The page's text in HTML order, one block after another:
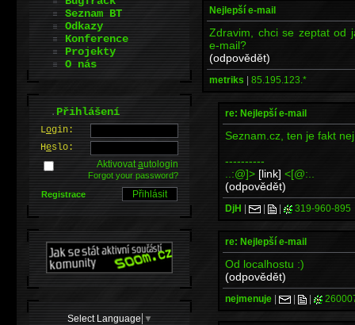
Nejlepší e-mail
Zdravim, chci se zeptat od
e-mail?
(odpovědět)
metriks | 85.195.123.*
re: Nejlepší e-mail
Seznam.cz, ten je fakt
----------
..:@]> [link] <[@:..
(odpovědět)
DjH | | | 319-960-895
re: Nejlepší e-mail
Od localhostu :)
(odpovědět)
nejmenuje | | |
Seznam BT
Odkazy
Konference
Projekty
O nás
.Přihlášení
Login:
Heslo:
Aktivovatautologin
Forgot your password?
Registrace
Select Language ▼